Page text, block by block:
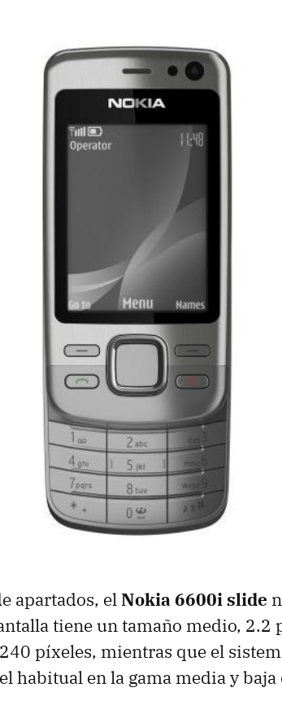
apartados, elNokia 6600i slide
tiene un tamaño medio, 2.2
píxeles, mientras que el
habitual en la gama media y baja